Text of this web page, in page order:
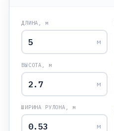
ДЛИНА, м
м
ВЫСОТА, м
м
ШИРИНА РУЛОНА, м
м